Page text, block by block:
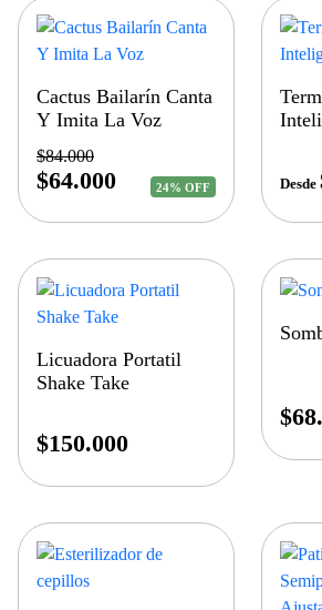
Cactus Bailarín Canta
Y Imita La Voz
$84.000
$64.000 24% OFF Desde
Licuadora Portatil
Shake Take
$150.000
$